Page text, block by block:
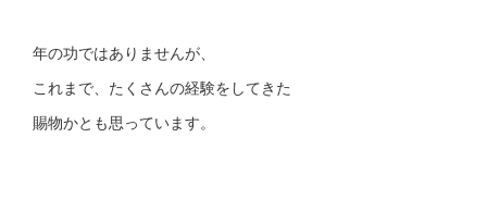
年の功ではありませんが、
これまで、たくさんの経験をしてきた
賜物かとも思っています。